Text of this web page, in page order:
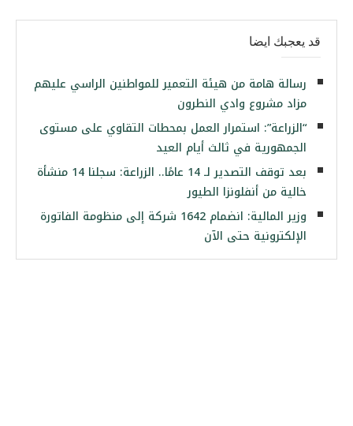
قد يعجبك ايضا
رسالة هامة من هيئة التعمير للمواطنين الراسي عليهم
مزاد مشروع وادي النطرون
“الزراعة”: استمرار العمل بمحطات التقاوي على مستوى
الجمهورية في ثالث أيام العيد
بعد توقف التصدير لـ 14 عامًا.. الزراعة: سجلنا 14 منشأة
خالية من أنفلونزا الطيور
وزير المالية: انضمام 1642 شركة إلى منظومة الفاتورة
الإلكترونية حتى الآن